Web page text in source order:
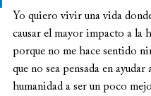
Yo quiero vivir una vida
causar el mayor impacto a la
porque no me hace sentido
que no sea pensada en ayudar
humanidad a ser un poco